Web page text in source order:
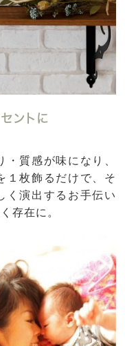
ントに
質感が味になり、
１枚飾るだけで、そ
く演出するお手伝い
存在に。